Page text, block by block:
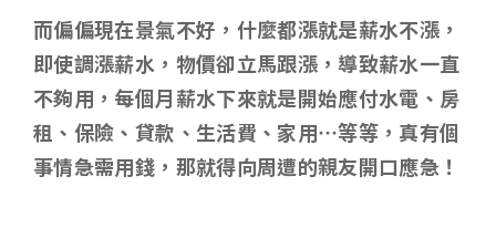
而偏偏現在景氣不好，什麼都漲就是薪水不漲，
即使調漲薪水，物價卻立馬跟漲，導致薪水一直
不夠用，每個月薪水下來就是開始應付水電、房
租、保險、貸款、生活費、家用…等等，真有個
事情急需用錢，那就得向周遭的親友開口應急！